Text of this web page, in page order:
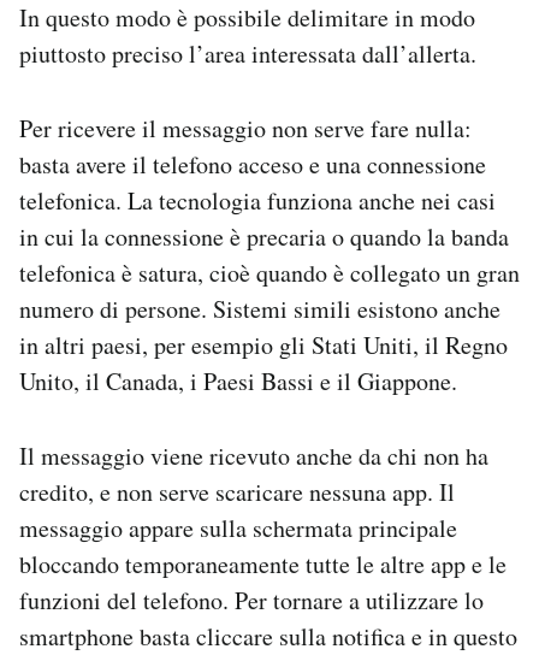
In questo modo è possibile delimitare in modo
piuttosto preciso l’area interessata dall’allerta.
Per ricevere il messaggio non serve fare nulla:
basta avere il telefono acceso e una connessione
telefonica. La tecnologia funziona anche nei casi
in cui la connessione è precaria o quando la banda
telefonica è satura, cioè quando è collegato un gran
numero di persone. Sistemi simili esistono anche
in altri paesi, per esempio gli Stati Uniti, il Regno
Unito, il Canada, i Paesi Bassi e il Giappone.
Il messaggio viene ricevuto anche da chi non ha
credito, e non serve scaricare nessuna app. Il
messaggio appare sulla schermata principale
bloccando temporaneamente tutte le altre app e le
funzioni del telefono. Per tornare a utilizzare lo
smartphone basta cliccare sulla notifica e in questo